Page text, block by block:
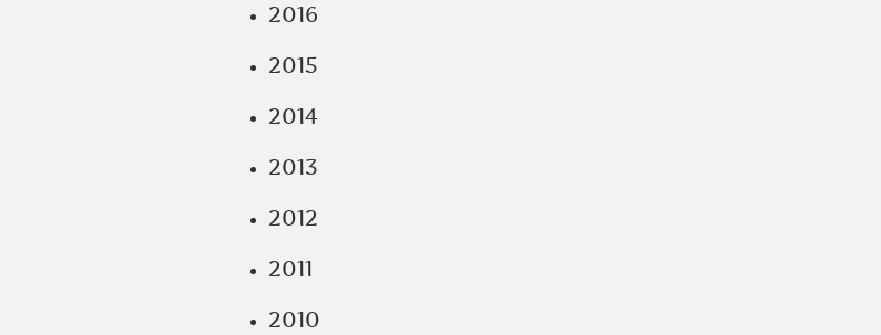
2016
2015
2014
2013
2012
2011
2010